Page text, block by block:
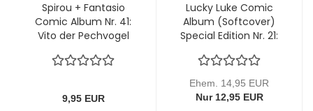
Spirou + Fantasio
Comic Album Nr. 41:
Vito der Pechvogel
9,95 EUR
Lucky Luke Comic
Album (Softcover)
Special Edition Nr. 21:
von Ehapa (mit
Bügelbild)
Ehem. 14,95 EUR
Nur 12,95 EUR